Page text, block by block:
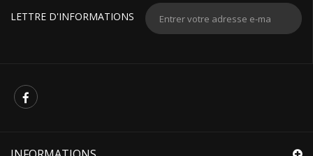
LETTRE D'INFORMATIONS